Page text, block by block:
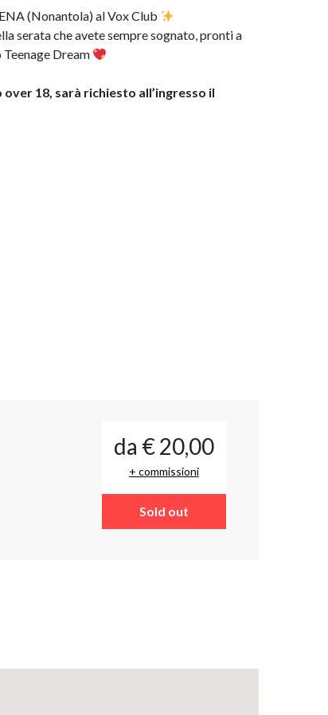
(Nonantola) al Vox Club
serata che avete sempre sognato, pronti a
Dream
18, sarà richiesto all’ingresso il
da € 20,00
+ commissioni
Sold out